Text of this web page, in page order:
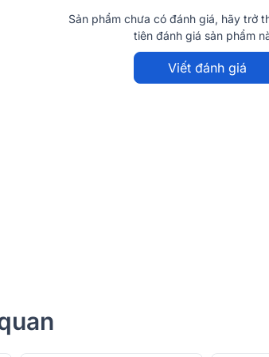
Cấp trong Từng Chi Tiết
15 nổi bật với thiết kế họng kèn đặc trưng -
Sản phẩm chưa có đánh giá, hãy trở
tiên đánh giá sản phẩm
Viết đánh giá